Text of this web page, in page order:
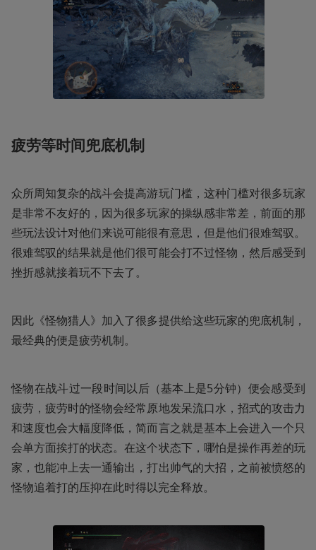
疲劳等时间兜底机制
众所周知复杂的战斗会提高游玩门槛，这种门槛对很多玩家
是非常不友好的，因为很多玩家的操纵感非常差，前面的那
些玩法设计对他们来说可能很有意思，但是他们很难驾驭。
很难驾驭的结果就是他们很可能会打不过怪物，然后感受到
挫折感就接着玩不下去了。
因此《怪物猎人》加入了很多提供给这些玩家的兜底机制，
最经典的便是疲劳机制。
怪物在战斗过一段时间以后（基本上是5分钟）便会感受到
疲劳，疲劳时的怪物会经常原地发呆流口水，招式的攻击力
和速度也会大幅度降低，简而言之就是基本上会进入一个只
会单方面挨打的状态。在这个状态下，哪怕是操作再差的玩
家，也能冲上去一通输出，打出帅气的大招，之前被愤怒的
怪物追着打的压抑在此时得以完全释放。